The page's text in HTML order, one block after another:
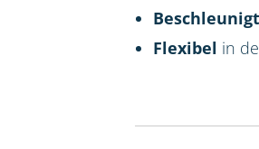
Flexibel in